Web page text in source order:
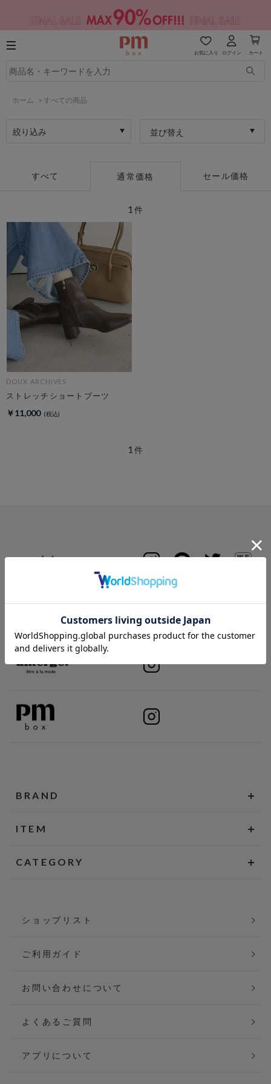
お気に入り ログイン カート
ホーム > すべての商品
絞り込み 並び替え
すべて 通常価格 セール価格
1 件
DOUX ARCHIVES
ストレッチショートブーツ
￥11,000
1 件
BRAND
ITEM
CATEGORY
ショップリスト
ご利用ガイド
お問い合わせについて
よくあるご質問
アプリについて